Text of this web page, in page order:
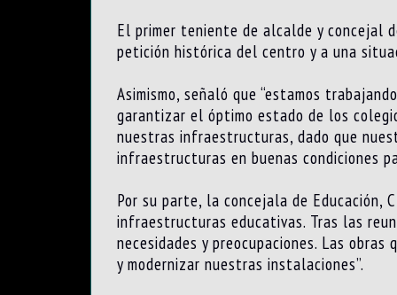
El primer teniente de alcalde y concejal
petición histórica del centro y a una
Asimismo, señaló que “estamos
garantizar el óptimo estado de los
nuestras infraestructuras, dado que
infraestructuras en buenas condiciones
Por su parte, la concejala de Educación,
infraestructuras educativas. Tras las
necesidades y preocupaciones. Las
y modernizar nuestras instalaciones”.